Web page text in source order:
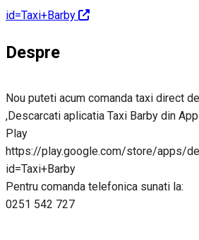
id=Taxi+Barby
Despre
Nou puteti acum comanda taxi direct
,Descarcati aplicatia Taxi Barby din
Play
https://play.google.com/store/apps/
id=Taxi+Barby
Pentru comanda telefonica sunati la:
0251 542 727